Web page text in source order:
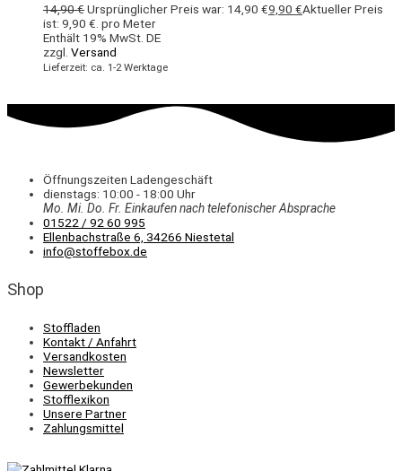
14,90€Ursprünglicher Preis war: 14,90 €9,90 €Aktueller Preis
ist: 9,90 €. pro Meter
Enthält 19% MwSt. DE
zzgl. Versand
Lieferzeit: ca. 1-2 Werktage
Öffnungszeiten Ladengeschäft
dienstags: 10:00 - 18:00 Uhr
Mo. Mi. Do. Fr. Einkaufennach telefonischer Absprache
01522 / 92 60 995
Ellenbachstraße 6, 34266 Niestetal
info@stoffebox.de
Shop
Stoffladen
Kontakt / Anfahrt
Versandkosten
Newsletter
Gewerbekunden
Stofflexikon
Unsere Partner
Zahlungsmittel